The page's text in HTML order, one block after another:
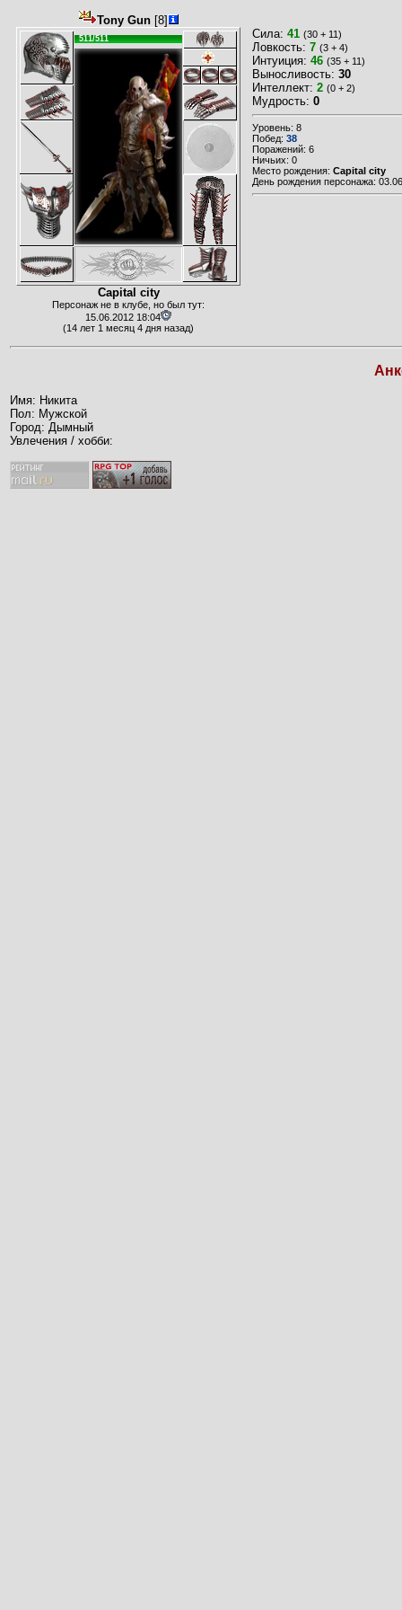
Tony Gun[8]
511/511
Capital city
Персонаж не в клубе, но был тут:
15.06.2012 18:04
(14 лет 1 месяц 4 дня назад)
Сила: 41 (30 + 11)
Ловкость: 7 (3 + 4)
Интуиция: 46 (35 + 11)
Выносливость: 30
Интеллект: 2 (0 + 2)
Мудрость: 0
Уровень: 8
Побед: 38
Поражений: 6
Ничьих: 0
Место рождения: Capital city
День рождения персонажа:
Имя: Никита
Пол: Мужской
Город: Дымный
Увлечения / хобби: